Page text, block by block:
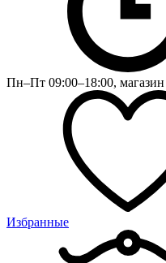
Пн–Пт 09:00–18:00,
Избранные